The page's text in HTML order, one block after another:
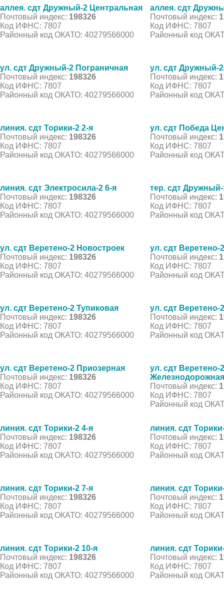
аллея. сдт Дружный-2 Центральная
Почтовый индекс: 198326
Код ИФНС: 7807
Районный код ОКАТО: 40279566000
аллея. сдт
Почтовый индекс:
Код ИФНС: 7807
Районный код
ул. сдт Дружный-2 Пограничная
Почтовый индекс: 198326
Код ИФНС: 7807
Районный код ОКАТО: 40279566000
ул. сдт Дружный-
Почтовый индекс:
Код ИФНС: 7807
Районный код
линия. сдт Торики-2 2-я
Почтовый индекс: 198326
Код ИФНС: 7807
Районный код ОКАТО: 40279566000
ул. сдт Победа
Почтовый индекс:
Код ИФНС: 7807
Районный код
линия. сдт Электросила-2 6-я
Почтовый индекс: 198326
Код ИФНС: 7807
Районный код ОКАТО: 40279566000
тер. сдт
Почтовый индекс:
Код ИФНС: 7807
Районный код
ул. сдт Веретено-2 Новостроек
Почтовый индекс: 198326
Код ИФНС: 7807
Районный код ОКАТО: 40279566000
ул. сдт Веретено-
Почтовый индекс:
Код ИФНС: 7807
Районный код
ул. сдт Веретено-2 Тупиковая
Почтовый индекс: 198326
Код ИФНС: 7807
Районный код ОКАТО: 40279566000
ул. сдт Веретено-
Почтовый индекс:
Код ИФНС: 7807
Районный код
ул. сдт Веретено-2 Приозерная
Почтовый индекс: 198326
Код ИФНС: 7807
Районный код ОКАТО: 40279566000
ул. сдт Веретено-2
Железнодорожная
Почтовый индекс:
Код ИФНС: 7807
Районный код
линия. сдт Торики-2 4-я
Почтовый индекс: 198326
Код ИФНС: 7807
Районный код ОКАТО: 40279566000
линия. сдт
Почтовый индекс:
Код ИФНС: 7807
Районный код
линия. сдт Торики-2 7-я
Почтовый индекс: 198326
Код ИФНС: 7807
Районный код ОКАТО: 40279566000
линия. сдт
Почтовый индекс:
Код ИФНС: 7807
Районный код
линия. сдт Торики-2 10-я
Почтовый индекс: 198326
Код ИФНС: 7807
Районный код ОКАТО: 40279566000
линия. сдт
Почтовый индекс:
Код ИФНС: 7807
Районный код